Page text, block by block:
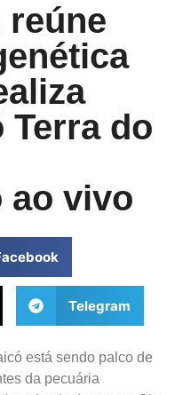
reúne
Terra do
ao vivo
Telegram
está sendo palco de
da pecuária